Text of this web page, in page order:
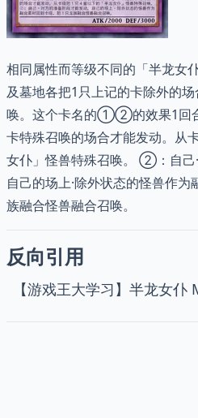
相同属性而等级不同的「半龙女
及墓地各把1只上记的卡除外的
唤。这个卡名的①②的效果1回
卡特殊召唤的场合才能发动。从
女仆」怪兽特殊召唤。 ②：自己·
自己的场上·除外状态的怪兽作
族融合怪兽融合召唤。
反向引用
【游戏王大学习】半龙女仆